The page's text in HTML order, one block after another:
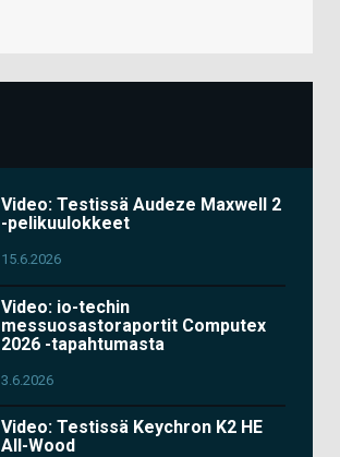
Video: Testissä Audeze Maxwell 2
-pelikuulokkeet
15.6.2026
Video: io-techin
messuosastoraportit Computex
2026 -tapahtumasta
3.6.2026
Video: Testissä Keychron K2 HE
All-Wood